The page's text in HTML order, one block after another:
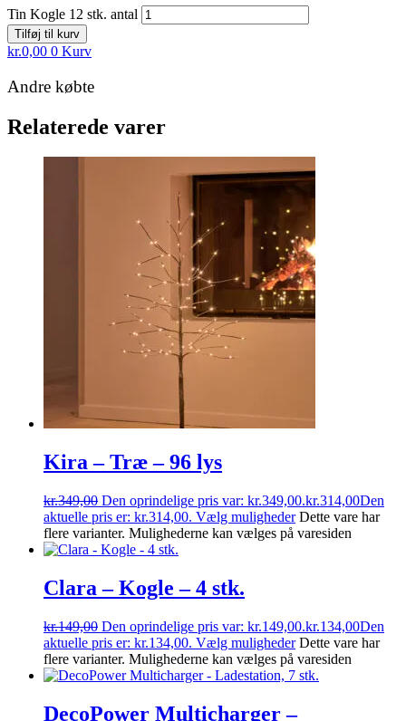
Tin Kogle 12 stk. antal
Tilføj til kurv
kr.0,00 0 Kurv
Andre købte
Relaterede varer
Kira – Træ – 96 lys
kr.349,00 Den oprindelige pris var: kr.349,00.kr.314,00Den
aktuelle pris er: kr.314,00. Vælg muligheder Dette vare har
flere varianter. Mulighederne kan vælges på varesiden
Clara – Kogle – 4 stk.
kr.149,00 Den oprindelige pris var: kr.149,00.kr.134,00Den
aktuelle pris er: kr.134,00. Vælg muligheder Dette vare har
flere varianter. Mulighederne kan vælges på varesiden
DecoPower Multicharger –